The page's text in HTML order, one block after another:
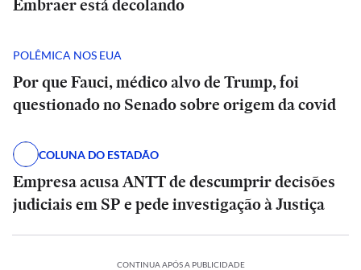
Embraer está decolando
POLÊMICA NOS EUA
Por que Fauci, médico alvo de Trump, foi
questionado no Senado sobre origem da covid
COLUNA DO ESTADÃO
Empresa acusa ANTT de descumprir decisões
judiciais em SP e pede investigação à Justiça
CONTINUA APÓS A PUBLICIDADE